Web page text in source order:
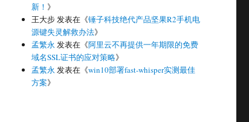
新！ 》
王大步发表在《锤子科技绝代产品坚果R2手机电
源键失灵解救办法》
孟繁永 发表在《阿里云不再提供一年期限的免费
域名SSL证书的应对策略》
孟繁永 发表在《win10部署fast-whisper实测最佳
方案》